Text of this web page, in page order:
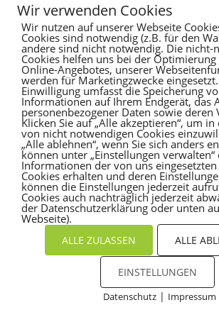
Recent Comments
Es sind keine Kommentare vorhanden.
Wir verwenden Cookies
Wir nutzen auf unserer Webseite
Cookies sind notwendig (z.B. für den
andere sind nicht notwendig. Die nicht-
Cookies helfen uns bei der Optimierung
Online-Angebotes, unserer
werden für Marketingzwecke
Einwilligung umfasst die Speicherung
Informationen auf Ihrem Endgerät, das
personenbezogener Daten sowie deren
Klicken Sie auf „Alle akzeptieren“, um in
von nicht notwendigen Cookies
„Alle ablehnen“, wenn Sie sich anders
können unter „Einstellungen
Informationen der von uns
Cookies erhalten und deren
können die Einstellungen jederzeit
Cookies auch nachträglich jederzeit
der Datenschutzerklärung oder unten
Webseite).
ALLE ZULASSEN ALLE
EINSTELLUNGEN
Datenschutz| Impressum